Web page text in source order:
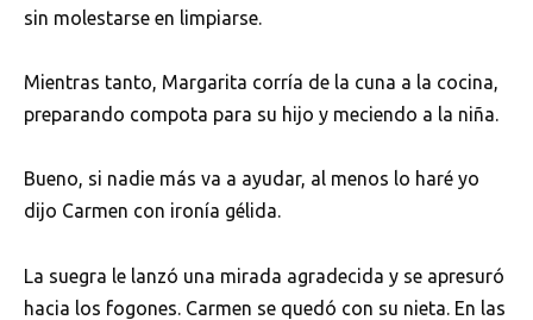
sin molestarse en limpiarse.
Mientras tanto, Margarita corría de la cuna a la cocina,
preparando compota para su hijo y meciendo a la niña.
Bueno, si nadie más va a ayudar, al menos lo haré yo
dijo Carmen con ironía gélida.
La suegra le lanzó una mirada agradecida y se apresuró
hacia los fogones. Carmen se quedó con su nieta. En las